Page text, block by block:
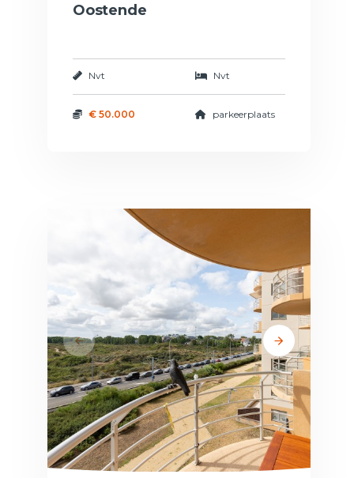
Oostende
Nvt Nvt
€ 50.000 parkeerplaats